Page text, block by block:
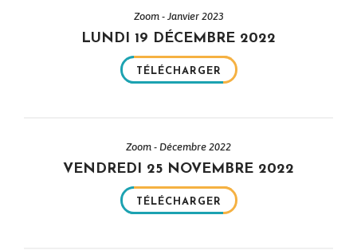
Zoom - Janvier 2023
LUNDI 19 DÉCEMBRE 2022
TÉLÉCHARGER
Zoom - Décembre 2022
VENDREDI 25 NOVEMBRE 2022
TÉLÉCHARGER